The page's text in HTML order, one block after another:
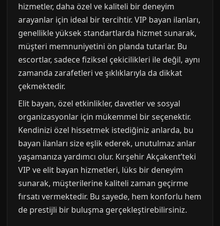
hizmetler, daha özel ve kaliteli bir deneyim
arayanlar için ideal bir tercihtir. VIP bayan ilanları,
genellikle yüksek standartlarda hizmet sunarak,
müşteri memnuniyetini ön planda tutarlar. Bu
escortlar, sadece fiziksel çekicilikleri ile değil, aynı
zamanda zarafetleri ve şıklıklarıyla da dikkat
çekmektedir.
Elit bayan, özel etkinlikler, davetler ve sosyal
organizasyonlar için mükemmel bir seçenektir.
Kendinizi özel hissetmek istediğiniz anlarda, bu
bayan ilanları size eşlik ederek, unutulmaz anlar
yaşamanıza yardımcı olur. Kırşehir Akçakent’teki
VIP ve elit bayan hizmetleri, lüks bir deneyim
sunarak, müşterilerine kaliteli zaman geçirme
fırsatı vermektedir. Bu sayede, hem konforlu hem
de prestijli bir buluşma gerçekleştirebilirsiniz.